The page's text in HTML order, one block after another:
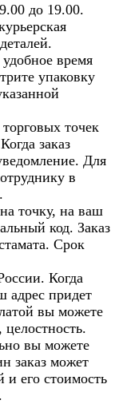
до 19.00.
время
упаковку
точек
заказ
Для
в
точку, на ваш
код. Заказ
Срок
Когда
адрес придет
вы можете
вы можете
заказ может
и его стоимость